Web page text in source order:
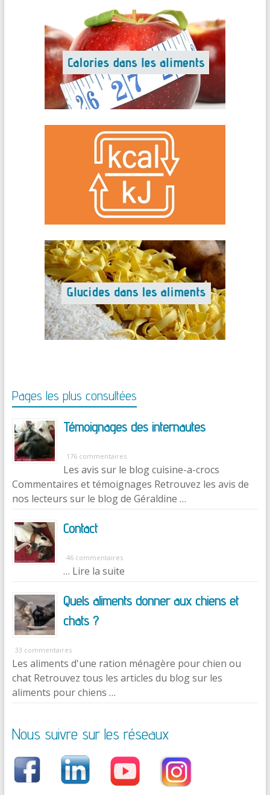
Pages les plus consultées
Témoignages des internautes
176 commentaires
Les avis sur le blog cuisine-a-crocs
Commentaires et témoignages Retrouvez les avis de
nos lecteurs sur le blog de Géraldine …
Contact
46 commentaires
… Lire la suite
Quels aliments donner aux chiens et
chats ?
33 commentaires
Les aliments d'une ration ménagère pour chien ou
chat Retrouvez tous les articles du blog sur les
aliments pour chiens …
Nous suivre sur les réseaux